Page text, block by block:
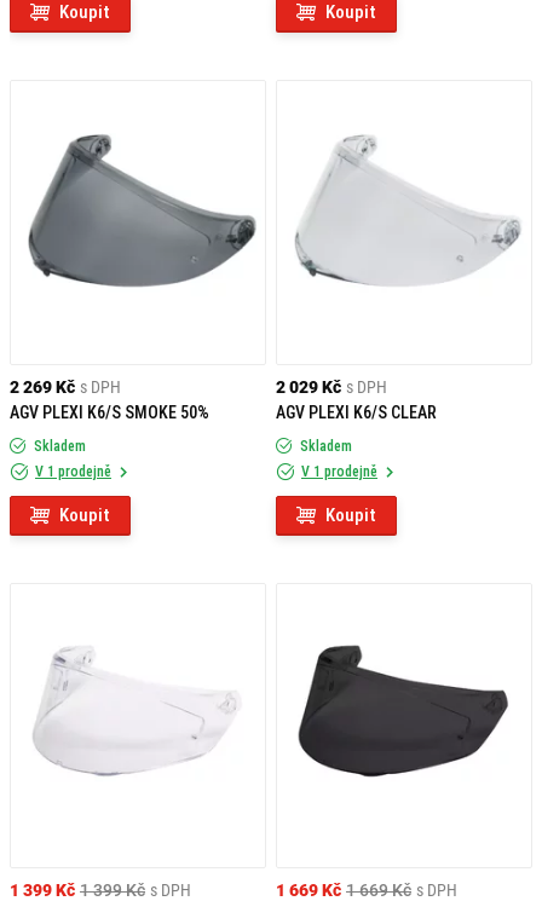
Koupit Koupit
2 269 Kč s DPH
AGV PLEXI K6/S SMOKE 50%
Skladem
V 1 prodejně
Koupit
2 029 Kč s DPH
AGV PLEXI K6/S CLEAR
Skladem
V 1 prodejně
Koupit
1 399 Kč
1 399 Kč
s DPH
1 669 Kč
1 669 Kč
s DPH